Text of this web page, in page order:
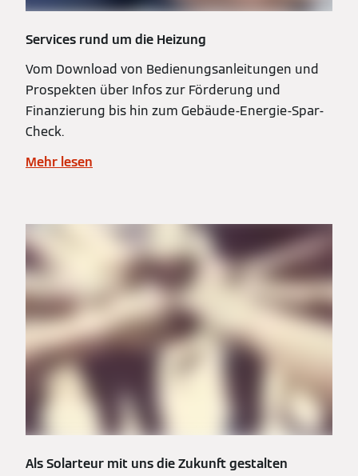
Services rund um die Heizung
Vom Download von Bedienungsanleitungen und
Prospekten über Infos zur Förderung und
Finanzierung bis hin zum Gebäude-Energie-Spar-
Check.
Mehr lesen
Als Solarteur mit uns die Zukunft gestalten